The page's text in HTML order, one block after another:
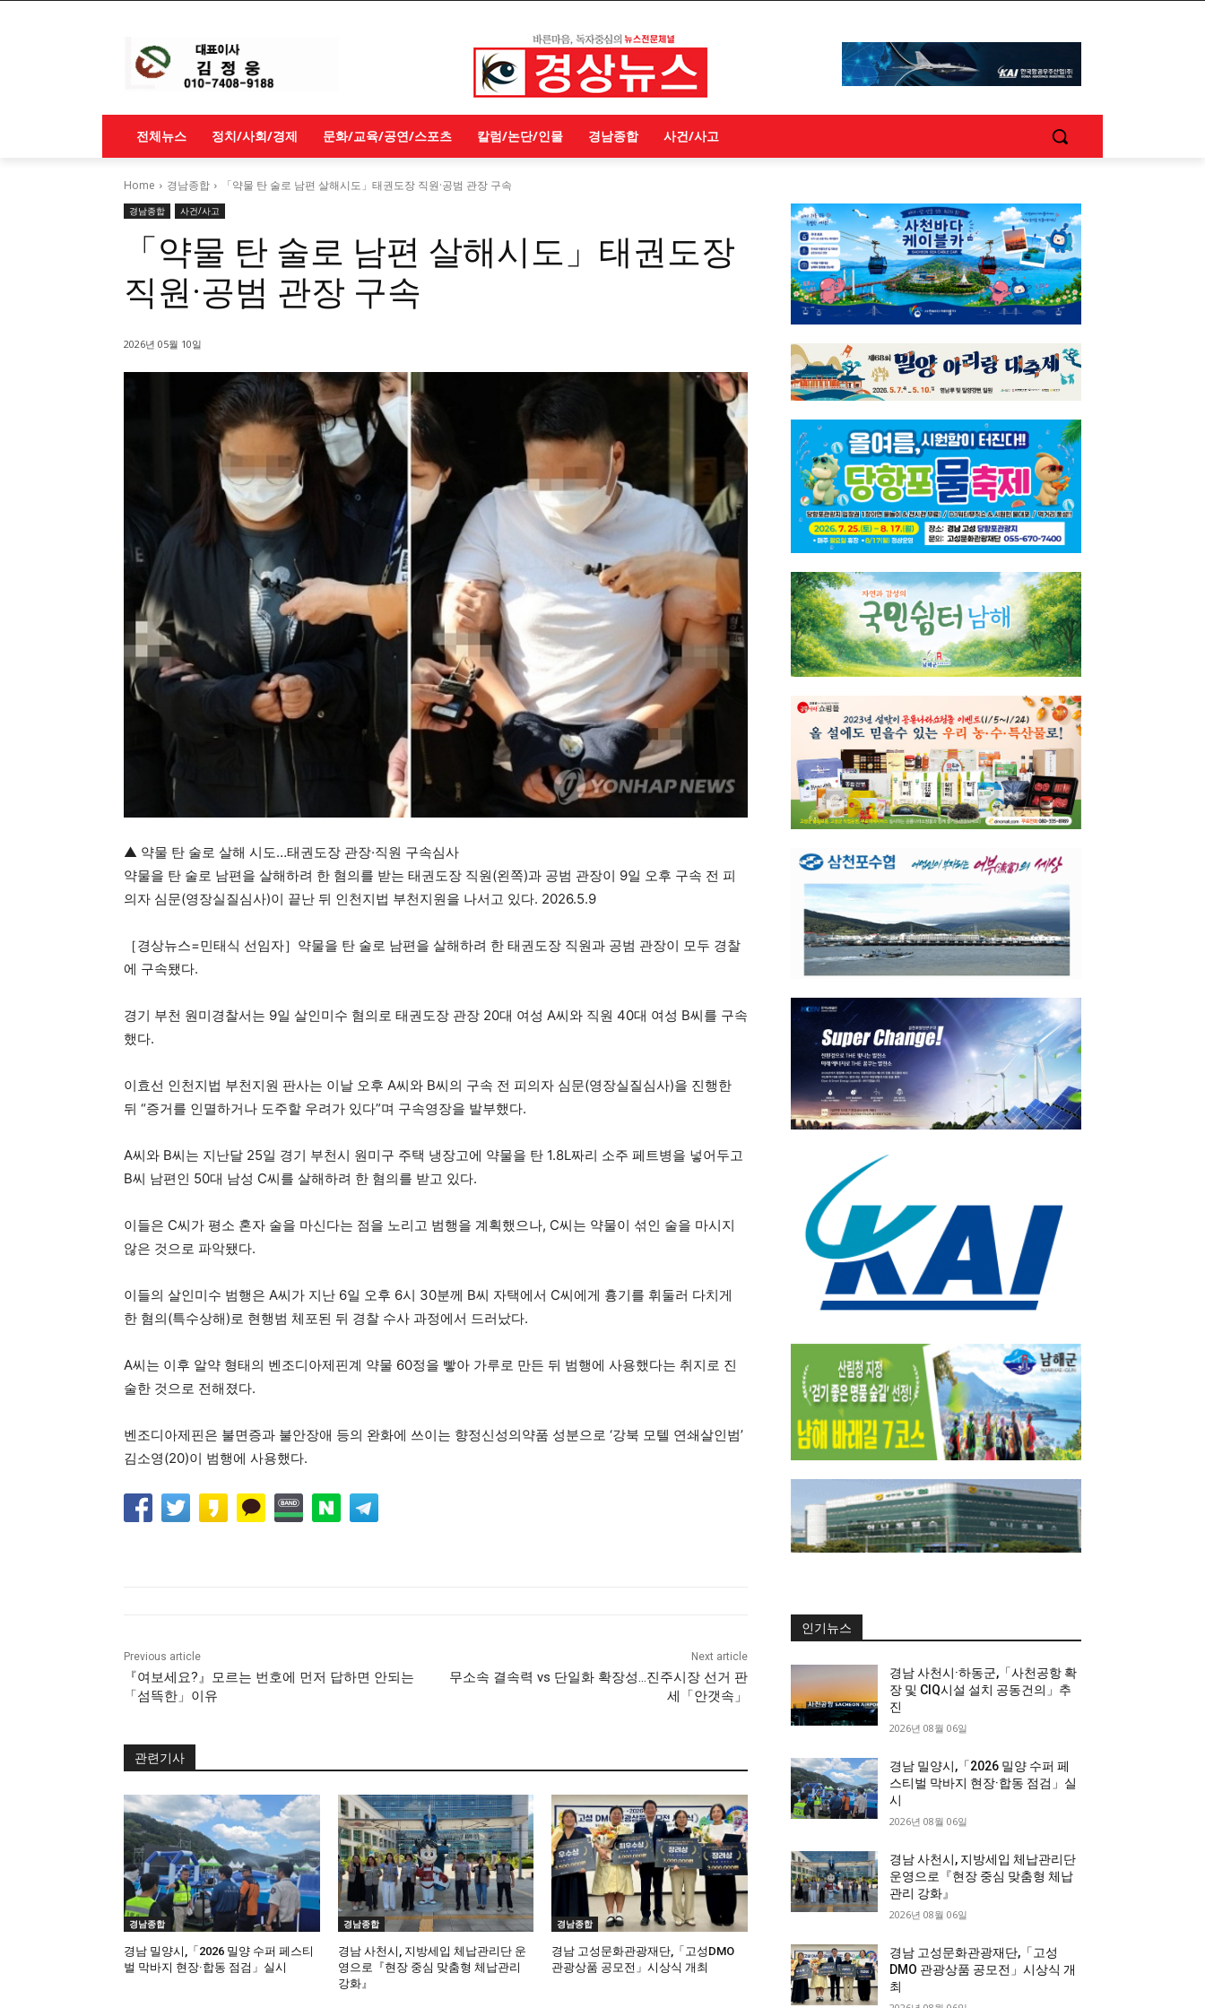
전체뉴스 정치/사회/경제 문화/교육/공연/스포츠 칼럼/논단/인물 경남종합 사건/사고
Home 경남종합 「약물 탄 술로 남편 살해시도」태권도장 직원·공범 관장 구속
경남종합 사건/사고
「약물 탄 술로 남편 살해시도」태권도장
직원·공범 관장 구속
2026년 05월 10일
▲ 약물 탄 술로 살해 시도…태권도장 관장·직원 구속심사
약물을 탄 술로 남편을 살해하려 한 혐의를 받는 태권도장 직원(왼쪽)과 공범 관장이 9일 오후 구속 전 피
의자 심문(영장실질심사)이 끝난 뒤 인천지법 부천지원을 나서고 있다. 2026.5.9
［경상뉴스=민태식 선임자］약물을 탄 술로 남편을 살해하려 한 태권도장 직원과 공범 관장이 모두 경찰
에 구속됐다.
경기 부천 원미경찰서는 9일 살인미수 혐의로 태권도장 관장 20대 여성 A씨와 직원 40대 여성 B씨를 구속
했다.
이효선 인천지법 부천지원 판사는 이날 오후 A씨와 B씨의 구속 전 피의자 심문(영장실질심사)을 진행한
뒤 “증거를 인멸하거나 도주할 우려가 있다”며 구속영장을 발부했다.
A씨와 B씨는 지난달 25일 경기 부천시 원미구 주택 냉장고에 약물을 탄 1.8L짜리 소주 페트병을 넣어두고
B씨 남편인 50대 남성 C씨를 살해하려 한 혐의를 받고 있다.
이들은 C씨가 평소 혼자 술을 마신다는 점을 노리고 범행을 계획했으나, C씨는 약물이 섞인 술을 마시지
않은 것으로 파악됐다.
이들의 살인미수 범행은 A씨가 지난 6일 오후 6시 30분께 B씨 자택에서 C씨에게 흉기를 휘둘러 다치게
한 혐의(특수상해)로 현행범 체포된 뒤 경찰 수사 과정에서 드러났다.
A씨는 이후 알약 형태의 벤조디아제핀계 약물 60정을 빻아 가루로 만든 뒤 범행에 사용했다는 취지로 진
술한 것으로 전해졌다.
벤조디아제핀은 불면증과 불안장애 등의 완화에 쓰이는 향정신성의약품 성분으로 ‘강북 모텔 연쇄살인범’
김소영(20)이 범행에 사용했다.
Previous article
『여보세요?』모르는 번호에 먼저 답하면 안되는
「섬뜩한」이유
Next article
무소속 결속력 vs 단일화 확장성…진주시장 선거 판
세「안갯속」
관련기사
경남종합
경남 밀양시,「2026 밀양 수퍼 페스티
벌 막바지 현장·합동 점검」실시
경남종합
경남 사천시, 지방세입 체납관리단 운
영으로『현장 중심 맞춤형 체납관리
강화』
경남종합
경남 고성문화관광재단,「고성DMO
관광상품 공모전」시상식 개최
인기뉴스
경남 사천시·하동군,「사천공항 확
장 및 CIQ시설 설치 공동건의」추
진
2026년 08월 06일
경남 밀양시,「2026 밀양 수퍼 페
스티벌 막바지 현장·합동 점검」실
시
2026년 08월 06일
경남 사천시, 지방세입 체납관리단
운영으로『현장 중심 맞춤형 체납
관리 강화』
2026년 08월 06일
경남 고성문화관광재단,「고성
DMO 관광상품 공모전」시상식 개
최